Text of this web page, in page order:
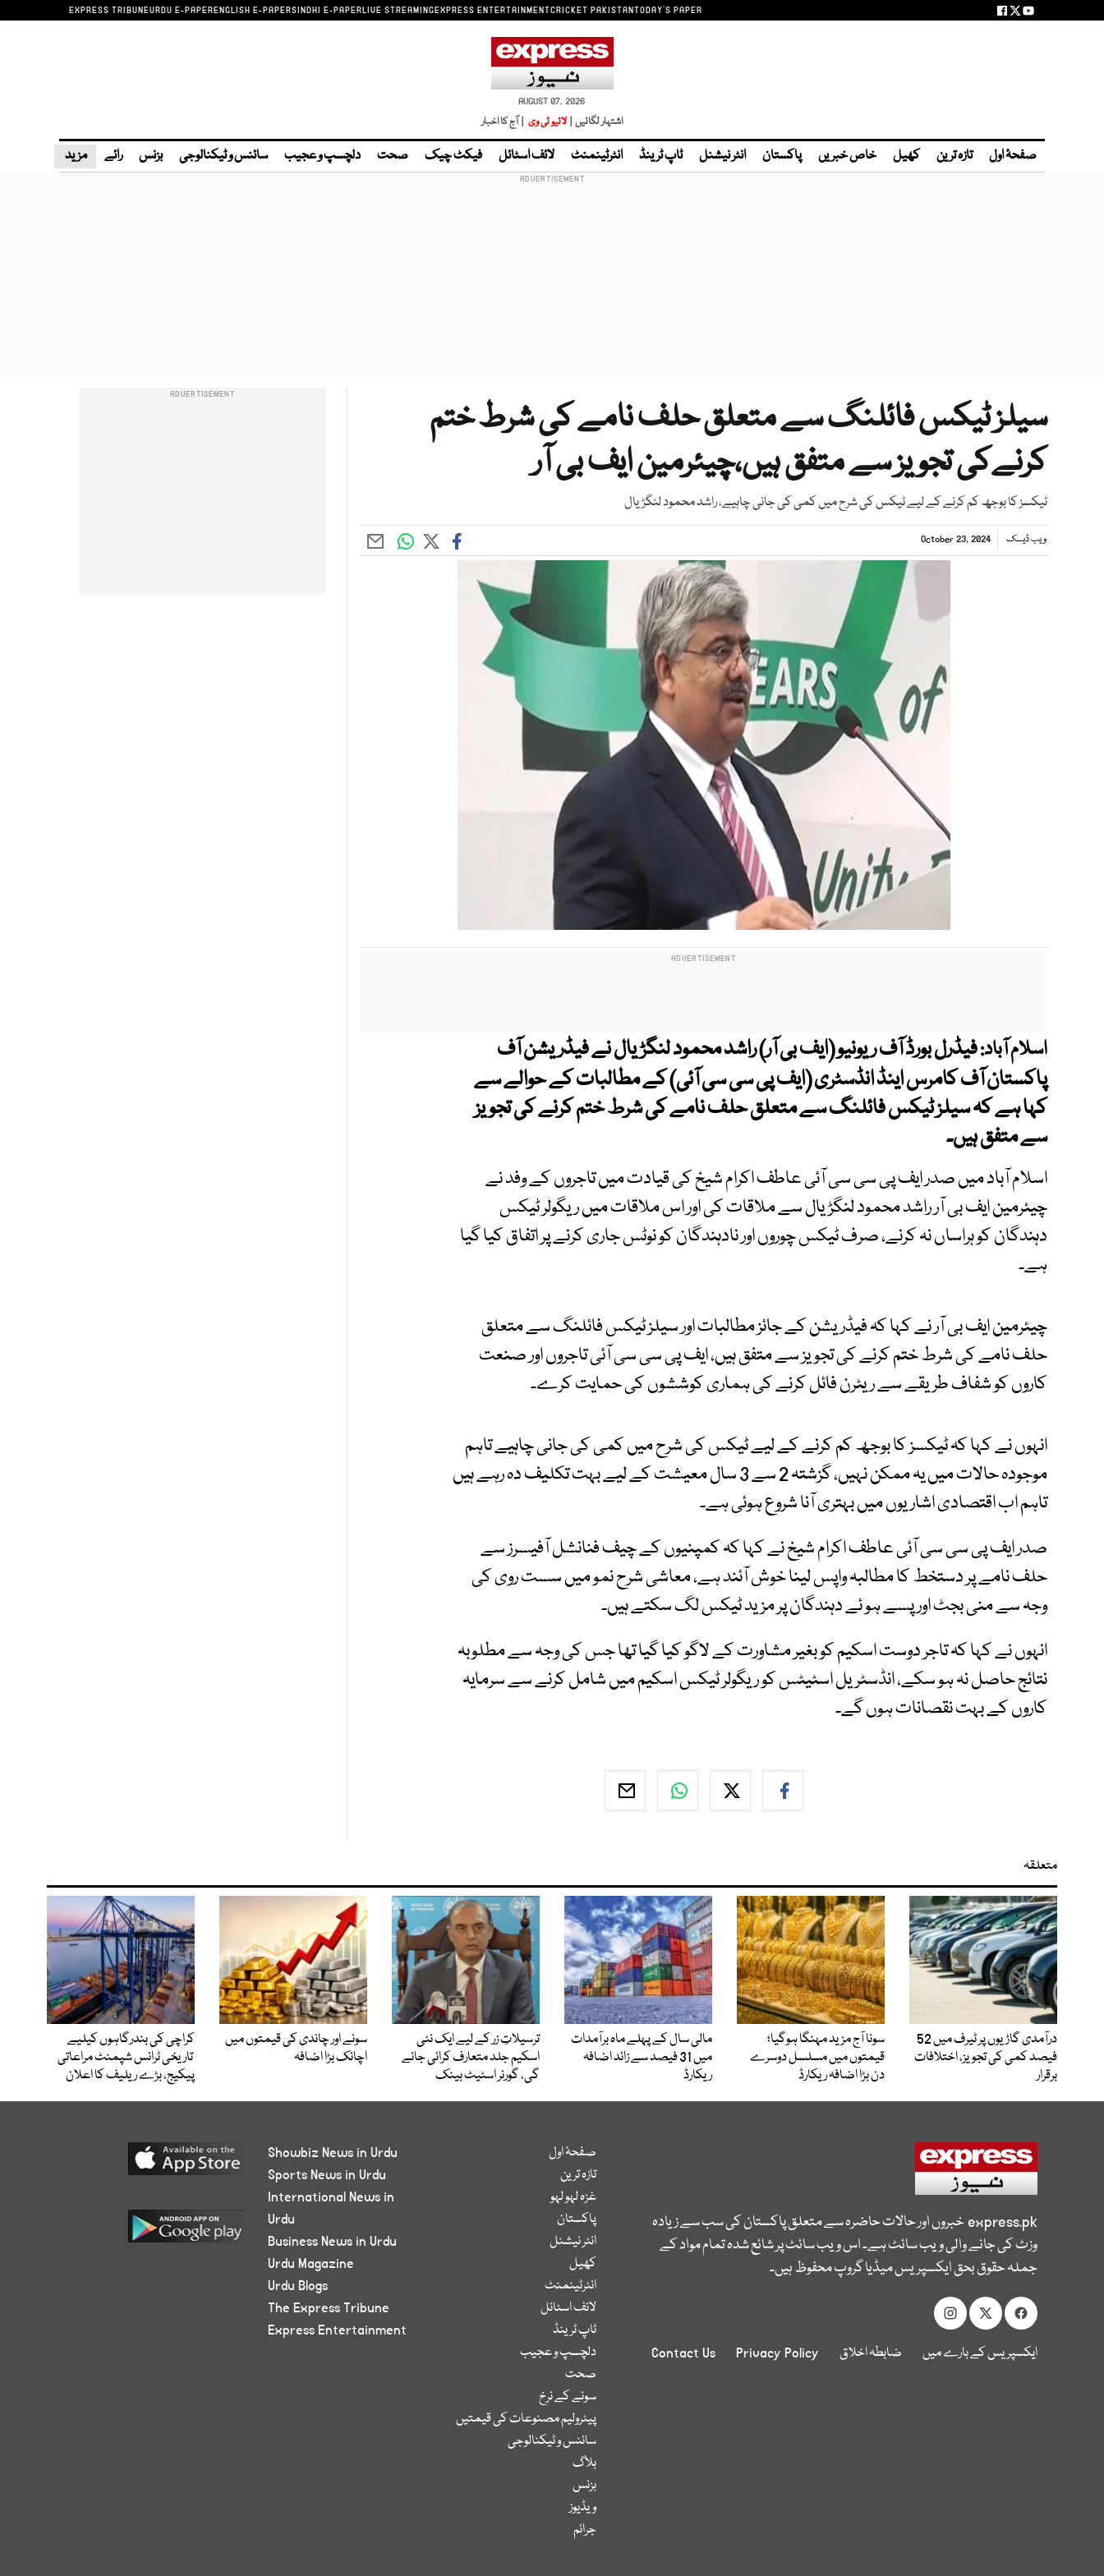
EXPRESS TRIBUNEURDU E-PAPERENGLISH E-PAPERSINDHI E-PAPERLIVE STREAMINGEXPRESS ENTERTAINMENTCRICKET PAKISTANTODAY'S PAPER
AUGUST 07, 2026
اشتہار لگائیں | لائیو ٹی وی | آج کا اخبار
صفحۂ اول تازہ ترین کھیل خاص خبریں پاکستان انٹر نیشنل ٹاپ ٹرینڈ انٹرٹینمنٹ لائف اسٹائل فیکٹ چیک صحت دلچسپ و عجیب سائنس و ٹیکنالوجی بزنس رائے مزید
سیلز ٹیکس فائلنگ سے متعلق حلف نامے کی شرط ختم
کرنےکی تجویز سے متفق ہیں،چیئرمین ایف بی آر
ٹیکسز کا بوجھ کم کرنے کے لیے ٹیکس کی شرح میں کمی کی جانی چاہیے، راشد محمود لنگڑیال
ویب ڈیسک October 23, 2024
اسلام آباد:فیڈرل بورڈ آف ریونیو (ایف بی آر) راشد محمود لنگڑیال نے فیڈریشن آف
پاکستان آف کامرس اینڈ انڈسٹری (ایف پی سی سی آئی) کے مطالبات کے حوالے سے
کہا ہے کہ سیلز ٹیکس فائلنگ سے متعلق حلف نامے کی شرط ختم کرنے کی تجویز
سے متفق ہیں۔
اسلام آباد میں صدر ایف پی سی سی آئی عاطف اکرام شیخ کی قیادت میں تاجروں کے وفد نے
چیئرمین ایف بی آر راشد محمود لنگڑیال سے ملاقات کی اور اس ملاقات میں ریگولر ٹیکس
دہندگان کو ہراساں نہ کرنے، صرف ٹیکس چوروں اور نادہندگان کو نوٹس جاری کرنے پر اتفاق کیا گیا
ہے۔
چیئرمین ایف بی آر نے کہا کہ فیڈریشن کے جائز مطالبات اور سیلز ٹیکس فائلنگ سے متعلق
حلف نامے کی شرط ختم کرنے کی تجویز سے متفق ہیں، ایف پی سی سی آئی تاجروں اور صنعت
کاروں کو شفاف طریقے سے ریٹرن فائل کرنے کی ہماری کوششوں کی حمایت کرے۔
انہوں نے کہا کہ ٹیکسز کا بوجھ کم کرنے کے لیے ٹیکس کی شرح میں کمی کی جانی چاہیے تاہم
موجودہ حالات میں یہ ممکن نہیں، گزشتہ 2 سے 3 سال معیشت کے لیے بہت تکلیف دہ رہے ہیں
تاہم اب اقتصادی اشاریوں میں بہتری آنا شروع ہوئی ہے۔
صدر ایف پی سی سی آئی عاطف اکرام شیخ نے کہا کہ کمپنیوں کے چیف فنانشل آفیسرز سے
حلف نامے پر دستخط کا مطالبہ واپس لینا خوش آئند ہے، معاشی شرح نمو میں سست روی کی
وجہ سے منی بجٹ اور پسے ہو ئے دہندگان پر مزید ٹیکس لگ سکتے ہیں۔
انہوں نے کہا کہ تاجر دوست اسکیم کو بغیر مشاورت کے لاگو کیا گیا تھا جس کی وجہ سے مطلوبہ
نتائج حاصل نہ ہو سکے، انڈسٹریل اسٹیٹس کو ریگولر ٹیکس اسکیم میں شامل کرنے سے سرمایہ
کاروں کے بہت نقصانات ہوں گے۔
متعلقہ
درآمدی گاڑیوں پر ٹیرف میں 52
فیصد کمی کی تجویز، اختلافات
برقرار
سونا آج مزید مہنگا ہوگیا؛
قیمتوں میں مسلسل دوسرے
دن بڑا اضافہ ریکارڈ
مالی سال کے پہلے ماہ برآمدات
میں 31 فیصد سے زائد اضافہ
ریکارڈ
ترسیلاتِ زر کے لیے ایک نئی
اسکیم جلد متعارف کرائی جائے
گی، گورنر اسٹیٹ بینک
سونے اور چاندی کی قیمتوں میں
اچانک بڑا اضافہ
کراچی کی بندرگاہوں کیلیے
تاریخی ٹرانس شپمنٹ مراعاتی
پیکیج، بڑے ریلیف کا اعلان
express.pkخبروں اور حالات حاضرہ سے متعلق پاکستان کی سب سے زیادہ
وزٹ کی جانے والی ویب سائٹ ہے۔ اس ویب سائٹ پر شائع شدہ تمام مواد کے
جملہ حقوق بحق ایکسپریس میڈیا گروپ محفوظ ہیں۔
ایکسپریس کے بارے میں ضابطہ اخلاق Privacy Policy
Contact Us
صفحۂ اول
تازہ ترین
غزہ لہو لہو
پاکستان
انٹر نیشنل
کھیل
انٹرٹینمنٹ
لائف اسٹائل
ٹاپ ٹرینڈ
دلچسپ و عجیب
صحت
سونے کے نرخ
پیٹرولیم مصنوعات کی قیمتیں
سائنس و ٹیکنالوجی
بلاگ
بزنس
ویڈیوز
جرائم
Showbiz News in Urdu
Sports News in Urdu
International News in
Urdu
Business News in Urdu
Urdu Magazine
Urdu Blogs
The Express Tribune
Express Entertainment